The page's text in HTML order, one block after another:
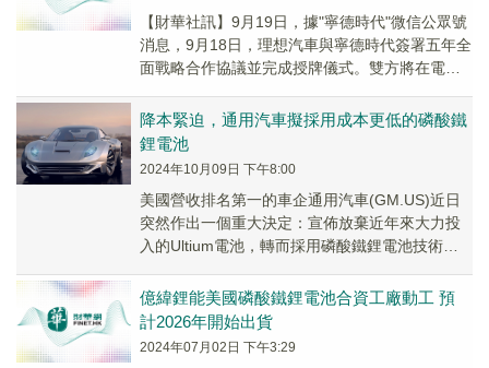
【財華社訊】9月19日，據"寧德時代"微信公眾號
消息，9月18日，理想汽車與寧德時代簽署五年全
面戰略合作協議並完成授牌儀式。雙方將在電池
展...
降本緊迫，通用汽車擬採用成本更低的磷酸鐵
鋰電池
2024年10月09日 下午8:00
美國營收排名第一的車企通用汽車(GM.US)近日
突然作出一個重大決定：宣佈放棄近年來大力投
入的Ultium電池，轉而採用磷酸鐵鋰電池技術，
億緯鋰能美國磷酸鐵鋰電池合資工廠動工 預
計2026年開始出貨
2024年07月02日 下午3:29